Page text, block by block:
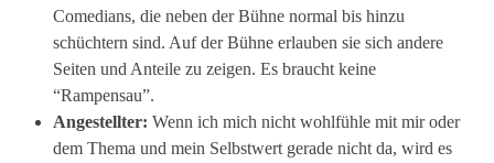
Comedians, die neben der Bühne normal bis hinzu
schüchtern sind. Auf der Bühne erlauben sie sich andere
Seiten und Anteile zu zeigen. Es braucht keine
“Rampensau”.
Angestellter: Wenn ich mich nicht wohlfühle mit mir oder
dem Thema und mein Selbstwert gerade nicht da, wird es